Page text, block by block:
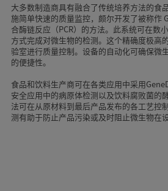
大多数制造商具有融合了传统培养方法的食
施简单快速的质量监控，颇尔开发了被称作
合酶链反应（PCR）的方法。此系统可在数
方式完成对微生物的检测。这个精确度极高
验室进行质量控制。设备的自动化可确保微
的便捷性。
食品和饮料生产商可在各类应用中采用
安全应用中的病原体检测以及饮料腐败菌的
法可在从原材料到最后产品发布的各工艺控
测有助于防止产品污染或及时阻止微生物在